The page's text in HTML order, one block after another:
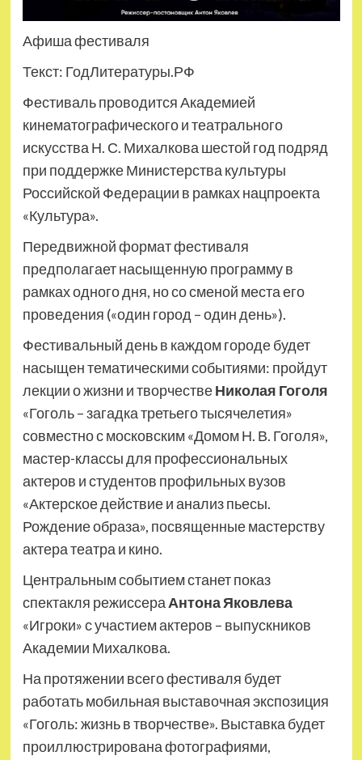
Афиша фестиваля
Текст: ГодЛитературы.РФ
Фестиваль проводится Академией
кинематографического и театрального
искусства Н. С. Михалкова шестой год подряд
при поддержке Министерства культуры
Российской Федерации в рамках нацпроекта
«Культура».
Передвижной формат фестиваля
предполагает насыщенную программу в
рамках одного дня, но со сменой места его
проведения («один город – один день»).
Фестивальный день в каждом городе будет
насыщен тематическими событиями: пройдут
лекции о жизни и творчествеНиколая Гоголя
«Гоголь – загадка третьего тысячелетия»
совместно с московским «Домом Н. В. Гоголя»,
мастер-классы для профессиональных
актеров и студентов профильных вузов
«Актерское действие и анализ пьесы.
Рождение образа», посвященные мастерству
актера театра и кино.
Центральным событием станет показ
спектакля режиссера Антона Яковлева
«Игроки» с участием актеров – выпускников
Академии Михалкова.
На протяжении всего фестиваля будет
работать мобильная выставочная экспозиция
«Гоголь: жизнь в творчестве». Выставка будет
проиллюстрирована фотографиями,